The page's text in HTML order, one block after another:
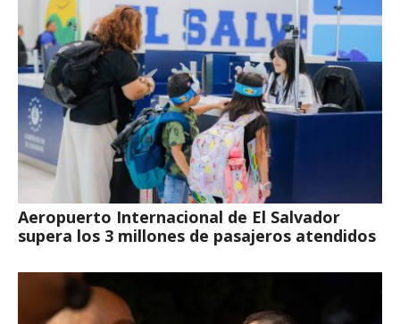
Aeropuerto Internacional de El Salvador
supera los 3 millones de pasajeros atendidos